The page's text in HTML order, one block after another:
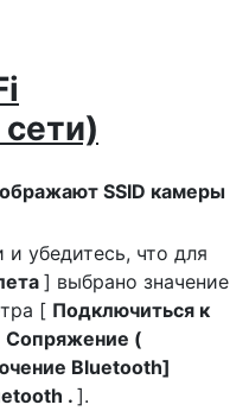
SSID камеры
убедитесь, что для
] выбрано значение
[ Подключиться к
Сопряжение (
Bluetooth]
. ].